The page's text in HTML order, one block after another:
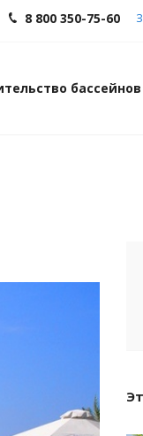
8 800 350-75-60
бассейнов